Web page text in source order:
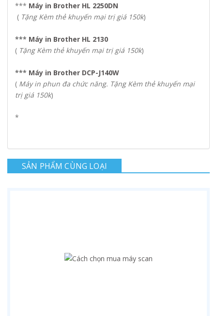
*** Máy in Brother HL 2250DN
( Tặng Kèm thẻ khuyến mại trị giá 150k)
*** Máy in Brother HL 2130
( Tặng Kèm thẻ khuyến mại trị giá 150k)
*** Máy in Brother DCP-J140W
( Máy in phun đa chức năng. Tặng Kèm thẻ khuyến mại
trị giá 150k)
*
SẢN PHẨM CÙNG LOẠI